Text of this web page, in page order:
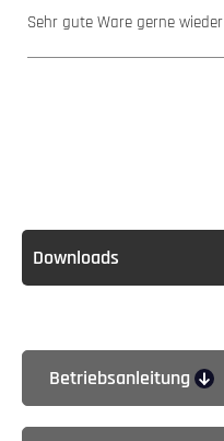
Sehr gute Ware gerne wieder
Downloads
Betriebsanleitung